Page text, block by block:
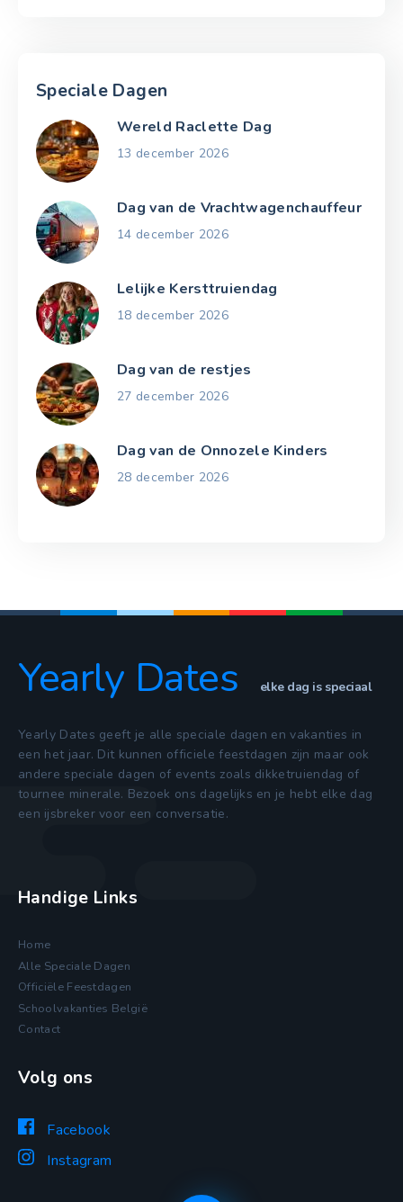
Speciale Dagen
Wereld Raclette Dag
13 december 2026
Dag van de Vrachtwagenchauffeur
14 december 2026
Lelijke Kersttruiendag
18 december 2026
Dag van de restjes
27 december 2026
Dag van de Onnozele Kinders
28 december 2026
Yearly Dates elke dag is speciaal
Yearly Dates geeft je alle speciale dagen en vakanties in
een het jaar. Dit kunnen officiele feestdagen zijn maar ook
andere speciale dagen of events zoals dikketruiendag of
tournee minerale. Bezoek ons dagelijks en je hebt elke dag
een ijsbreker voor een conversatie.
Handige Links
Home
Alle Speciale Dagen
Officiële Feestdagen
Schoolvakanties België
Contact
Volg ons
Facebook
Instagram